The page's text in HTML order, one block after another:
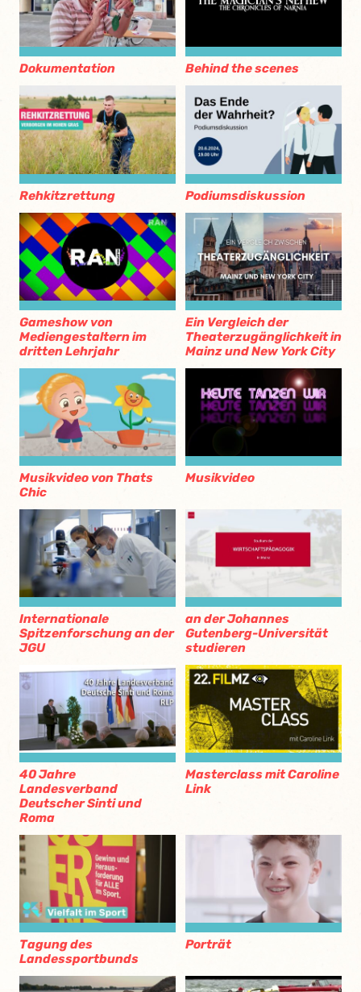
Dokumentation Behind the scenes
Rehkitzrettung Podiumsdiskussion
Gameshow von
Mediengestaltern im
dritten Lehrjahr
Ein Vergleich der
Theaterzugänglichkeit in
Mainz und New York City
Musikvideo von Thats
Chic
Musikvideo
Internationale
Spitzenforschung an der
JGU
an der Johannes
Gutenberg-Universität
studieren
40 Jahre
Landesverband
Deutscher Sinti und
Roma
Masterclass mit Caroline
Link
Tagung des
Landessportbunds
Porträt